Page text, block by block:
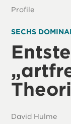
Profile
SECHS
David Hulme